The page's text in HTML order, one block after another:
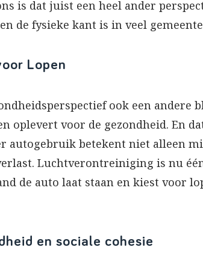
is dat juist een heel ander
de fysieke kant is in veel
Lopen
ook een andere
oplevert voor de gezondheid. En
autogebruik betekent niet alleen
Luchtverontreiniging is nu
de auto laat staan en kiest voor
en sociale cohesie